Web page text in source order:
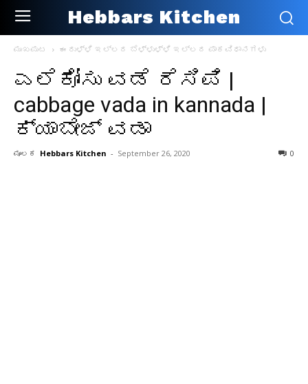
Hebbars Kitchen
ಮುಖಪುಟ ಈರುಳ್ಳಿ ಇಲ್ಲದ ಬೆಳ್ಳುಳ್ಳಿ ಇಲ್ಲದ ಪಾಕವಿಧಾನಗಳು
ಎಲೆಕೋಸು ವಡೆ ರೆಸಿಪಿ |
cabbage vada in kannada |
ಕ್ಯಾಬೇಜ್ ವಡಾ
ಮೂಲಕ Hebbars Kitchen - September 26, 2020 0